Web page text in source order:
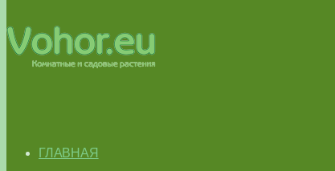
ГЛАВНАЯ